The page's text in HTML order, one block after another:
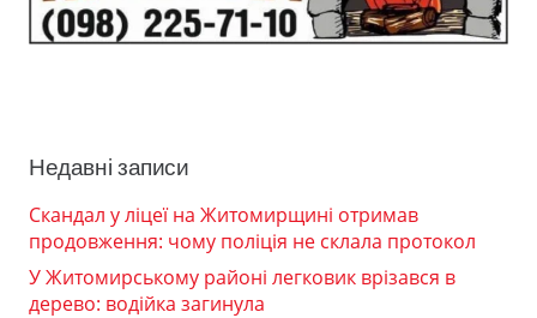
Недавні записи
Скандал у ліцеї на Житомирщині отримав
продовження: чому поліція не склала протокол
У Житомирському районі легковик врізався в
дерево: водійка загинула